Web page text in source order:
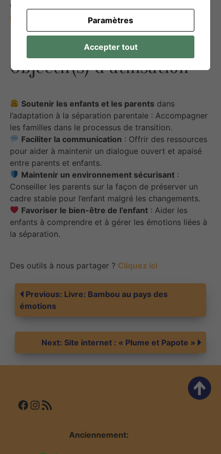
OUTILS:
pont.php
Objectif(s) d’utilisation
Soutenir les enfants et les parents dans
l’adaptation à la séparation parentale : Accompagner
les familles dans le processus de transition.
Faciliter la communication : Offrir des ressources
pour aider à maintenir un dialogue ouvert et apaisé
entre parents et enfants.
Maintenir un environnement sécurisant :
Conseiller les parents sur la façon de préserver un
cadre stable pour l’enfant malgré les changements.
Favoriser le bien-être de l’enfant : Aider les
enfants à comprendre et à gérer les émotions liées à
la séparation.
Des outils à nous partager ? Cliquez ici
Navigation
de
l’article
Previous: Livre: Bambou au pays des
émotions
Next: Site internet : « Plume et Papote »
Facebook InstagramFlux RSS
Anciennement:
Paramètres
Accepter tout